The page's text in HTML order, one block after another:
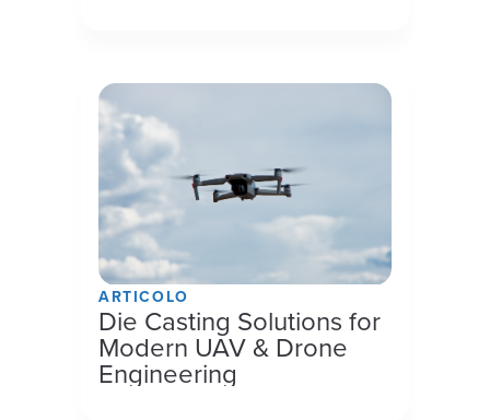
ARTICOLO
Die Casting Solutions for
Modern UAV & Drone
Engineering